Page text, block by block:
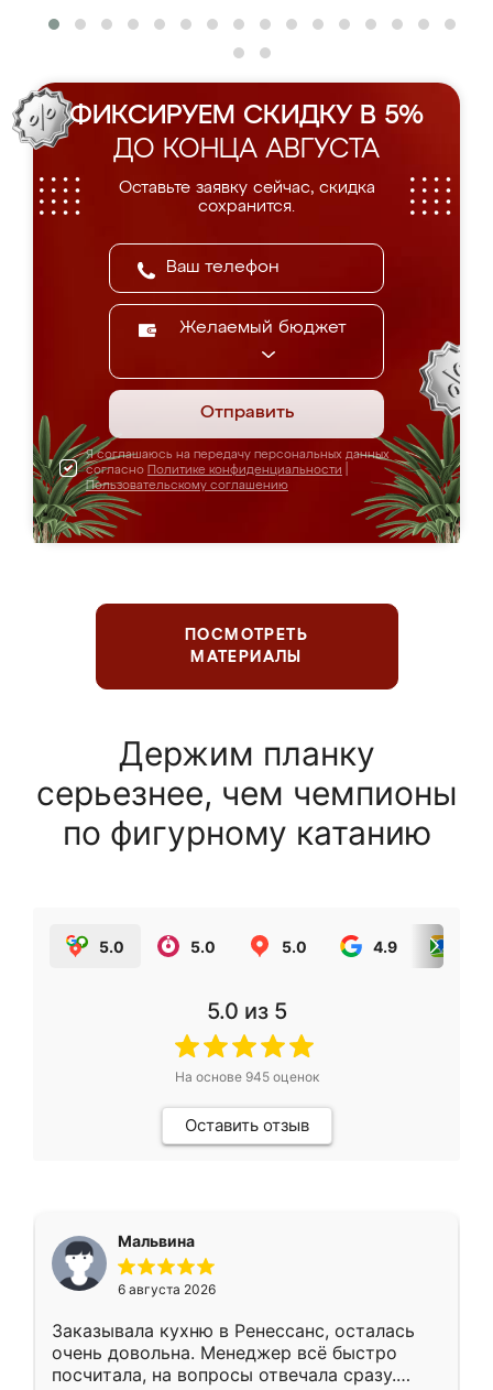
ФИКСИРУЕМ СКИДКУ В 5%
ДО КОНЦА АВГУСТА
Оставьте заявку сейчас, скидка
сохранится.
Желаемый бюджет
Отправить
Я соглашаюсь на передачу персональных данных
согласно Политике конфиденциальности
Пользовательскому соглашению
ПОСМОТРЕТЬ
МАТЕРИАЛЫ
Держим планку
серьезнее, чем чемпионы
по фигурному катанию
5.0 5.0 5.0 4.9
5.0 из 5
На основе 945оценок
Оставить отзыв
Мальвина
6 августа 2026
Заказывала кухню в Ренессанс, осталась
очень довольна. Менеджер всё быстро
посчитала, на вопросы отвечала сразу.